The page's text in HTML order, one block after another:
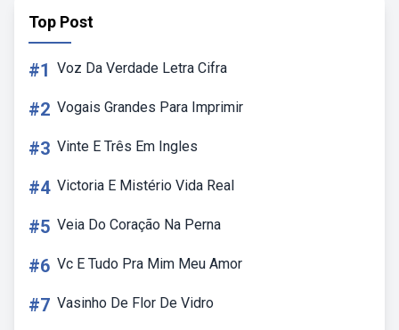
Top Post
#1 Voz Da Verdade Letra Cifra
#2 Vogais Grandes Para Imprimir
#3 Vinte E Três Em Ingles
#4 Victoria E Mistério Vida Real
#5 Veia Do Coração Na Perna
#6 Vc E Tudo Pra Mim Meu Amor
#7 Vasinho De Flor De Vidro